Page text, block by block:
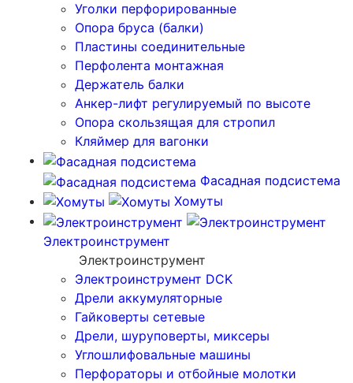
Уголки перфорированные
Опора бруса (балки)
Пластины соединительные
Перфолента монтажная
Держатель балки
Анкер-лифт регулируемый по высоте
Опора скользящая для стропил
Кляймер для вагонки
Фасадная подсистема
Хомуты
Электроинструмент
Электроинструмент
Электроинструмент DCK
Дрели аккумуляторные
Гайковерты сетевые
Дрели, шуруповерты, миксеры
Углошлифовальные машины
Перфораторы и отбойные молотки